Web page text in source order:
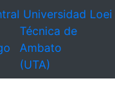
Universidad
Técnica de
Ambato
(UTA)
Loei